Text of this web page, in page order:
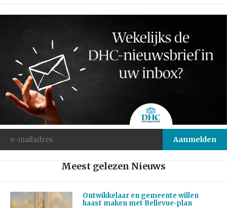
Meest gelezen Nieuws
Ontwikkelaar en gemeente willen
haast maken met Bellevue-plan